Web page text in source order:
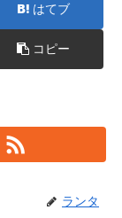
はてブ
コピー
ランタ